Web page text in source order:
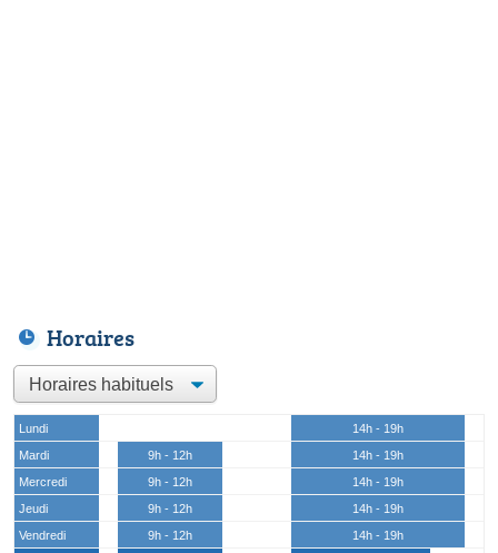
Horaires
Lundi
14h - 19h
Mardi
9h - 12h
14h - 19h
Mercredi
9h - 12h
14h - 19h
Jeudi
9h - 12h
14h - 19h
Vendredi
9h - 12h
14h - 19h